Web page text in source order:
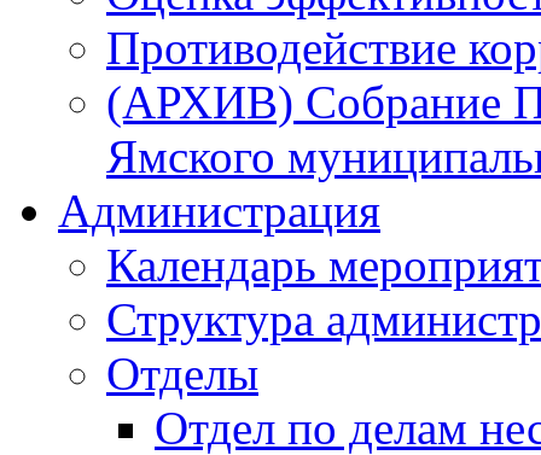
Противодействие
(АРХИВ) Собрание
Ямского
Администрация
Календарь
Структура
Отделы
Отдел по делам